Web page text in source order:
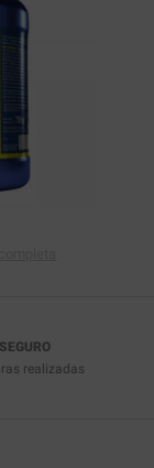
realizadas